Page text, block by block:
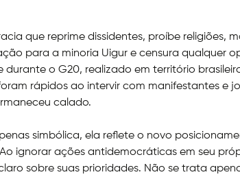
que reprime dissidentes, proíbe religiões,
para a minoria Uigur e censura qualquer
durante o G20, realizado em território
rápidos ao intervir com manifestantes e
calado.
simbólica, ela reflete o novo
ignorar ações antidemocráticas em seu
sobre suas prioridades. Não se trata